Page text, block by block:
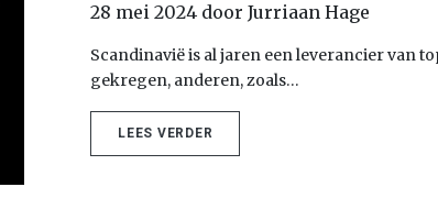
28 mei 2024 door Jurriaan Hage
Scandinavië is al jaren een leverancier van
gekregen, anderen, zoals…
LEES VERDER